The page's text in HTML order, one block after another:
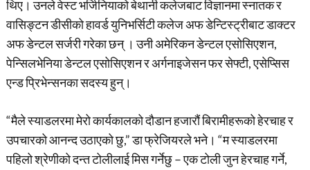
थिए। उनले वेस्ट भर्जिनियाको बेथानी कलेजबाट विज्ञानमा स्नातक र
वासिङ्टन डीसीको हावर्ड युनिभर्सिटी कलेज अफ डेन्टिस्ट्रीबाट डाक्टर
अफ डेन्टल सर्जरी गरेका छन् । उनी अमेरिकन डेन्टल एसोसिएशन,
पेन्सिलभेनिया डेन्टल एसोसिएशन र अर्गनाइजेसन फर सेफ्टी, एसेप्सिस
एन्ड प्रिभेन्सनका सदस्य हुन्।
“मैले स्याडलरमा मेरो कार्यकालको दौडान हजारौं बिरामीहरूको हेरचाह र
उपचारको आनन्द उठाएको छु,” डा फ्रेजियरले भने। “म स्याडलरमा
पहिलो श्रेणीको दन्त टोलीलाई मिस गर्नेछु – एक टोली जुन हेरचाह गर्ने,